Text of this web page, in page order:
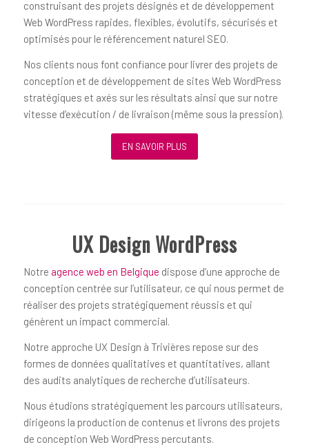
construisant des projets désignés et de développement
Web WordPress rapides, flexibles, évolutifs, sécurisés et
optimisés pour le référencement naturel SEO.
Nos clients nous font confiance pour livrer des projets de
conception et de développement de sites Web WordPress
stratégiques et axés sur les résultats ainsi que sur notre
vitesse d’exécution / de livraison (même sous la pression).
EN SAVOIR PLUS
UX Design WordPress
Notre agence web en Belgique dispose d’une approche de
conception centrée sur l’utilisateur, ce qui nous permet de
réaliser des projets stratégiquement réussis et qui
génèrent un impact commercial.
Notre approche UX Design à Trivières repose sur des
formes de données qualitatives et quantitatives, allant
des audits analytiques de recherche d’utilisateurs.
Nous étudions stratégiquement les parcours utilisateurs,
dirigeons la production de contenus et livrons des projets
de conception Web WordPress percutants.